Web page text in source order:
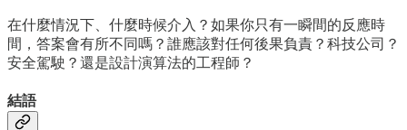
在什麼情況下、什麼時候介入？如果你只有一瞬間的反應時
間，答案會有所不同嗎？誰應該對任何後果負責？科技公司？
安全駕駛？還是設計演算法的工程師？
結語